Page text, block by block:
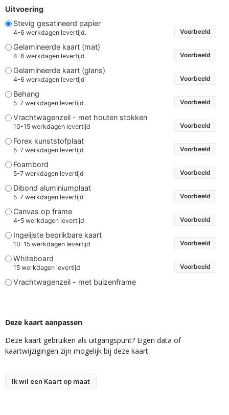
Uitvoering
Stevig gesatineerd papier
4-6 werkdagen levertijd. Voorbeeld
Gelamineerde kaart (mat)
4-6 werkdagen levertijd Voorbeeld
Gelamineerde kaart (glans)
4-6 werkdagen levertijd Voorbeeld
Behang
5-7 werkdagen levertijd Voorbeeld
Vrachtwagenzeil - met houten stokken
10-15 werkdagen levertijd Voorbeeld
Forex kunststofplaat
5-7 werkdagen levertijd Voorbeeld
Foambord
5-7 werkdagen levertijd Voorbeeld
Dibond aluminiumplaat
5-7 werkdagen levertijd Voorbeeld
Canvas op frame
4-5 werkdagen levertijd Voorbeeld
Ingelijste beprikbare kaart
10-15 werkdagen levertijd Voorbeeld
Whiteboard
15 werkdagen levertijd Voorbeeld
Vrachtwagenzeil - met buizenframe
Deze kaart aanpassen
Deze kaart gebruiken als uitgangspunt? Eigen data of
kaartwijzigingen zijn mogelijk bij deze kaart
Ik wil een Kaart op maat